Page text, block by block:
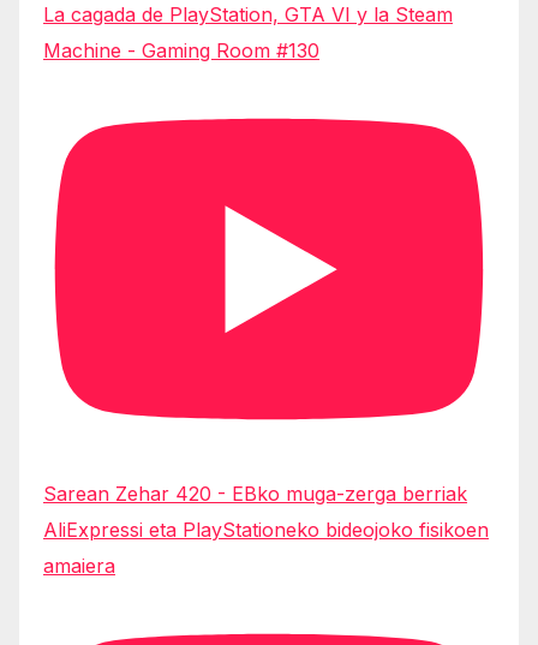
La cagada de PlayStation, GTA VI y la Steam
Machine - Gaming Room #130
Sarean Zehar 420 - EBko muga-zerga berriak
AliExpressi eta PlayStationeko bideojoko fisikoen
amaiera